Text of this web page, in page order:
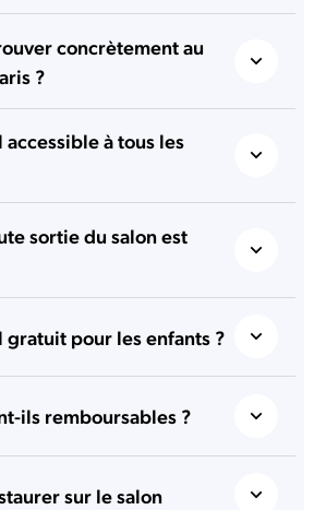
concrètement au
?
accessible à tous les
sortie du salon est
gratuit pour les enfants ?
ils remboursables ?
sur le salon